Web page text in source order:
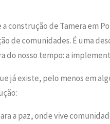
a construção de Tamera em
de comunidades. Éuma
do nosso tempo: a
já existe, pelo menos em
a paz,onde vive